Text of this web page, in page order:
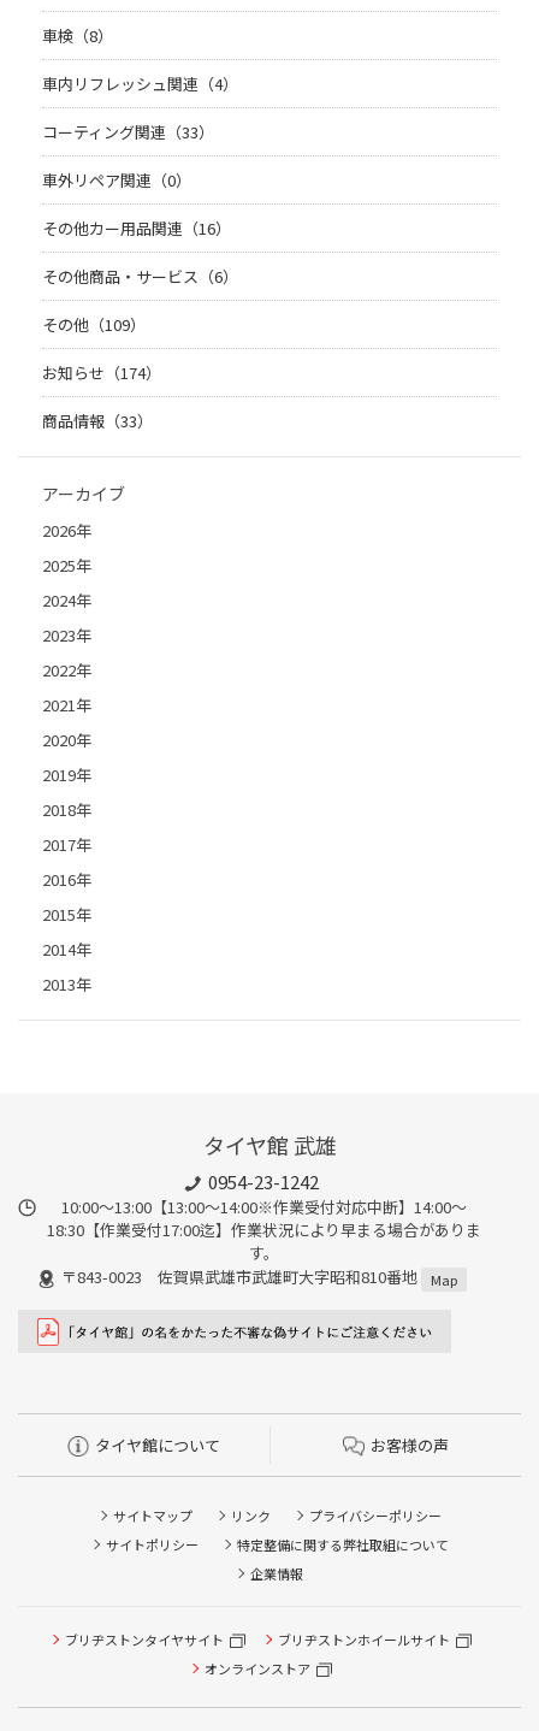
車検（8）
車内リフレッシュ関連（4）
コーティング関連（33）
車外リペア関連（0）
その他カー用品関連（16）
その他商品・サービス（6）
その他（109）
お知らせ（174）
商品情報（33）
アーカイブ
2026年
2025年
2024年
2023年
2022年
2021年
2020年
2019年
2018年
2017年
2016年
2015年
2014年
2013年
タイヤ館 武雄
0954-23-1242
10:00～13:00【13:00～14:00※作業受付対応中断】14:00～
18:30【作業受付17:00迄】作業状況により早まる場合がありま
す。
〒843-0023 佐賀県武雄市武雄町大字昭和810番地
Map
タイヤ館について お客様の声
サイトマップ リンク
プライバシーポリシー
サイトポリシー
特定整備に関する弊社取組について
企業情報
ブリヂストンタイヤサイト
ブリヂストンホイールサイト
オンラインストア
タイヤ点検・安全点検/タイヤ履き替え/オイル交換/その他
ピット作業の予約